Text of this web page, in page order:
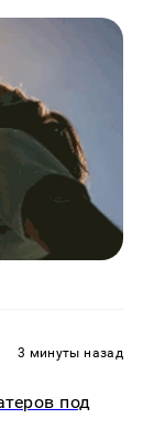
3 минуты назад
под